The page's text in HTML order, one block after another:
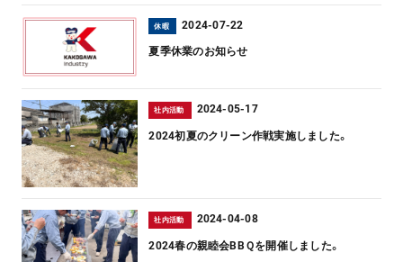
休暇 2024-07-22
夏季休業のお知らせ
社内活動 2024-05-17
2024初夏のクリーン作戦実施しました。
社内活動 2024-04-08
2024春の親睦会BBＱを開催しました。